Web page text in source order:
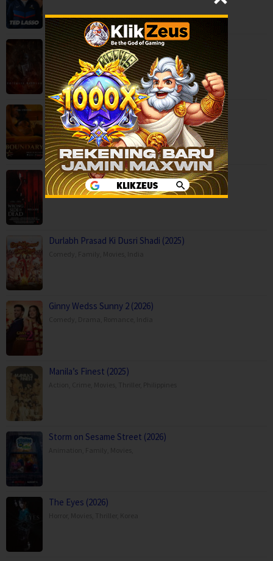
Backwood Madness (2025)
Fantasy,Horror,Movies,Finland
Boundary (2026)
Movies,Romance,
Capps Crossing: Wrong Side of Dead (2026…
Horror,Movies,Thriller ,USA
Durlabh Prasad Ki Dusri Shadi (2025)
Ginny Wedss Sunny 2 (2026)
Manila’s Finest (2025)
Storm on Sesame Street (2026)
The Eyes (2026)